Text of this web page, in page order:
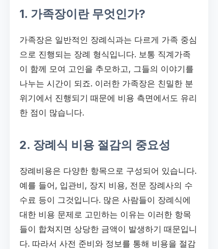
1. 가족장이란 무엇인가?
가족장은 일반적인 장례식과는 다르게 가족 중심
으로 진행되는 장례 형식입니다. 보통 직계가족
이 함께 모여 고인을 추모하고, 그들의 이야기를
나누는 시간이 되죠. 이러한 가족장은 친밀한 분
위기에서 진행되기 때문에 비용 측면에서도 유리
한 점이 많습니다.
2. 장례식 비용 절감의 중요성
장례비용은 다양한 항목으로 구성되어 있습니다.
예를 들어, 입관비, 장지 비용, 전문 장례사의 수
수료 등이 그것입니다. 많은 사람들이 장례식에
대한 비용 문제로 고민하는 이유는 이러한 항목
들이 합쳐지면 상당한 금액이 발생하기 때문입니
다. 따라서 사전 준비와 정보를 통해 비용을 절감